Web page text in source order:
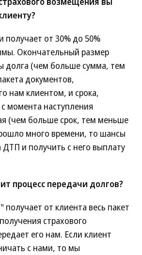
от 30% до 50%
Окончательный размер
долга (чем больше сумма, тем
документов,
нам клиентом, и срока,
момента наступления
(чем больше срок, тем меньше
много времени, то шансы
ДТП и получить с него выплату
процесс передачи долгов?
от клиента весь пакет
страхового
его нам. Если клиент
с нами, то мы